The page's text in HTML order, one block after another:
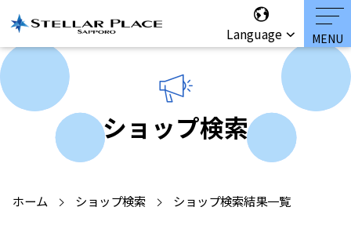
Language
ショップ検索
ホーム ショップ検索 ショップ検索結果一覧